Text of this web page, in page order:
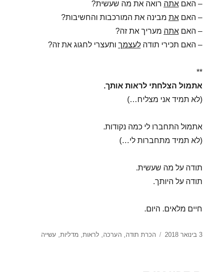
– האםאתה רואה את מה שעשית?
– האםאת מבינה את המורכבות והחשיבות?
– האםאתה מעריך את זה?
– האם תכירי תודהלעצמך ותעצרי לחגוג את זה?
**
אתמול הצלחתי לראות אותך.
(לא תמיד אני מצליח…)
אתמול התחברו לי כמה נקודות.
(לא תמיד מתחברות לי…)
תודה על מה שעשית.
תודה על היותך.
חיים מלאים. היום.
פורסם
3 בינואר 2018 תגיות
הכרת תודה,הערכה,לראות, מדליות, עשייה